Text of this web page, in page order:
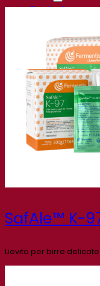
Contact
SafAle™ K-
Lievito per birre